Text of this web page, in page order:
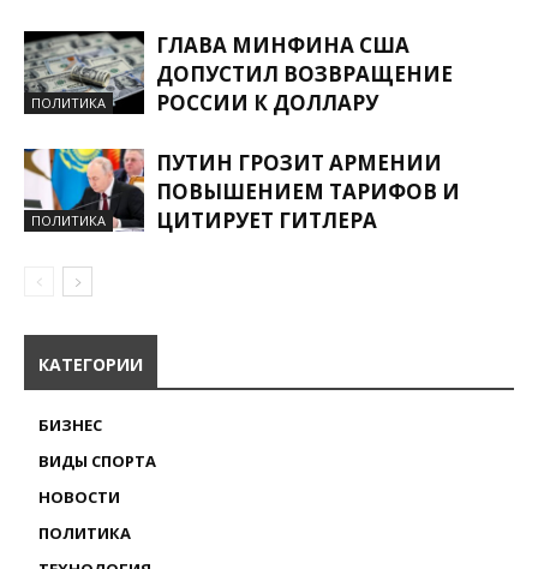
ПОЛИТИКА
ГЛАВА МИНФИНА США
ДОПУСТИЛ ВОЗВРАЩЕНИЕ
РОССИИ К ДОЛЛАРУ
ПОЛИТИКА
ПУТИН ГРОЗИТ АРМЕНИИ
ПОВЫШЕНИЕМ ТАРИФОВ И
ЦИТИРУЕТ ГИТЛЕРА
КАТЕГОРИИ
БИЗНЕС
ВИДЫ СПОРТА
НОВОСТИ
ПОЛИТИКА